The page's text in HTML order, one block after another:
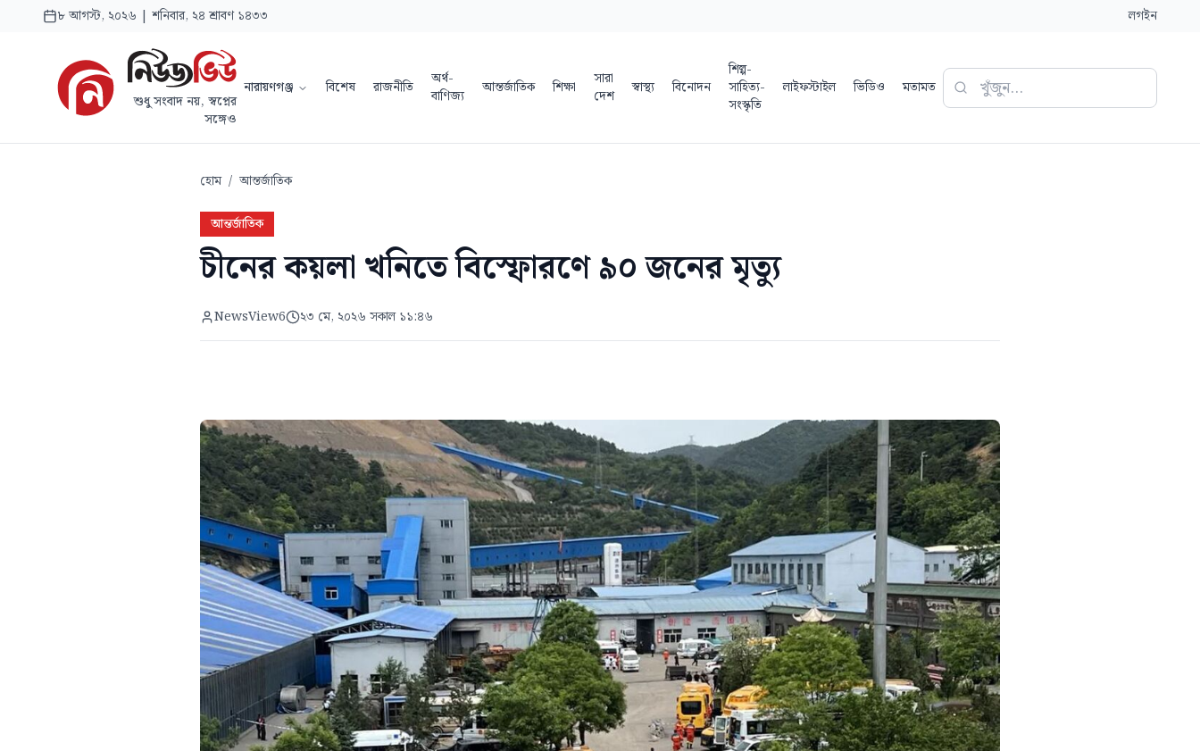
৮ আগস্ট, ২০২৬ | শনিবার, ২৪ শ্রাবণ ১৪৩৩ লগইন
শুধু সংবাদ নয়, স্বপ্নের
সঙ্গেও
নারায়ণগঞ্জ বিশেষ রাজনীতি
অর্থ-
বাণিজ্য
আন্তর্জাতিক শিক্ষা
সারা
দেশ
স্বাস্থ্য বিনোদন
শিল্প-
সাহিত্য-
সংস্কৃতি
লাইফস্টাইল ভিডিও মতামত
হোম / আন্তর্জাতিক
আন্তর্জাতিক
চীনের কয়লা খনিতে বিস্ফোরণে ৯০ জনের মৃত্যু
NewsView6 ২৩ মে, ২০২৬ সকাল ১১:৪৬